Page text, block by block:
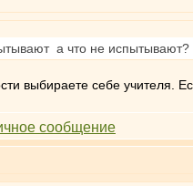
а что не
выбираете себе учителя.